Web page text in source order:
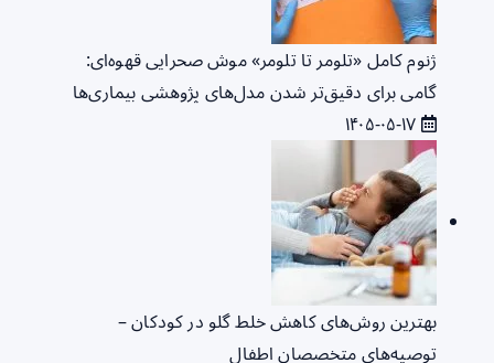
ژنوم کامل «تلومر تا تلومر» موش صحرایی قهوه‌ای:
گامی برای دقیق‌تر شدن مدل‌های پژوهشی بیماری‌ها
بهترین روش‌های کاهش خلط گلو در کودکان –
توصیه‌های متخصصان اطفال